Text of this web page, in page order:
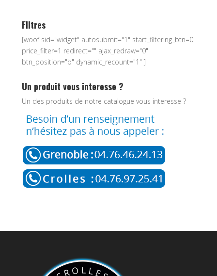
FIltres
[woof sid="widget" autosubmit="1" start_filtering_btn=0
price_filter=1 redirect="" ajax_redraw="0"
btn_position="b" dynamic_recount="1" ]
Un produit vous interesse ?
Un des produits de notre catalogue vous interesse ?